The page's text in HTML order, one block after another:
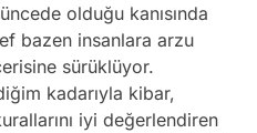
olduğu kanısında
bazen insanlara arzu
sürüklüyor.
kadarıyla kibar,
iyi değerlendiren